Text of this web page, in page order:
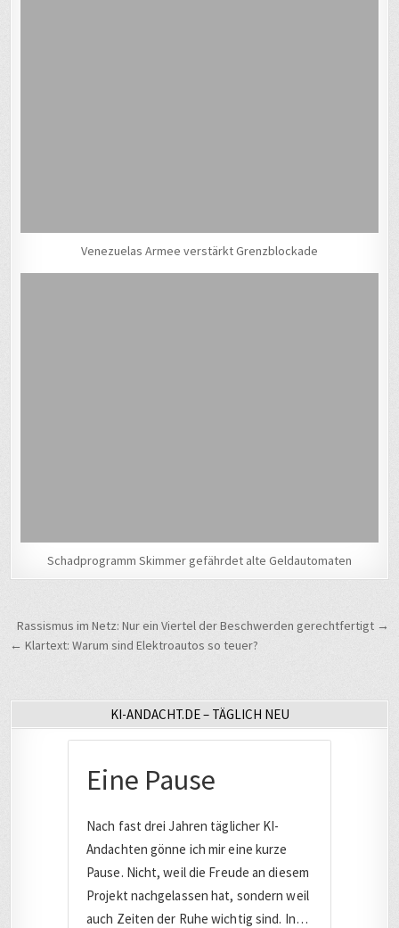
Venezuelas Armee verstärkt Grenzblockade
Schadprogramm Skimmer gefährdet alte Geldautomaten
Beitragsnavigation
Rassismus im Netz: Nur ein Viertel der Beschwerden gerechtfertigt →
← Klartext: Warum sind Elektroautos so teuer?
KI-ANDACHT.DE – TÄGLICH NEU